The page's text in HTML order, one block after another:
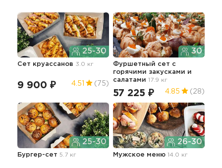
25-30
Сет круассанов 3.0 кг
9 900 ₽ 4.51 (75)
30
Фуршетный сет с
горячими закусками и
салатами 17.9 кг
57 225 ₽ 4.85 (28)
25-30
Бургер-сет 5.7 кг
26-30
Мужское меню 14.0 кг